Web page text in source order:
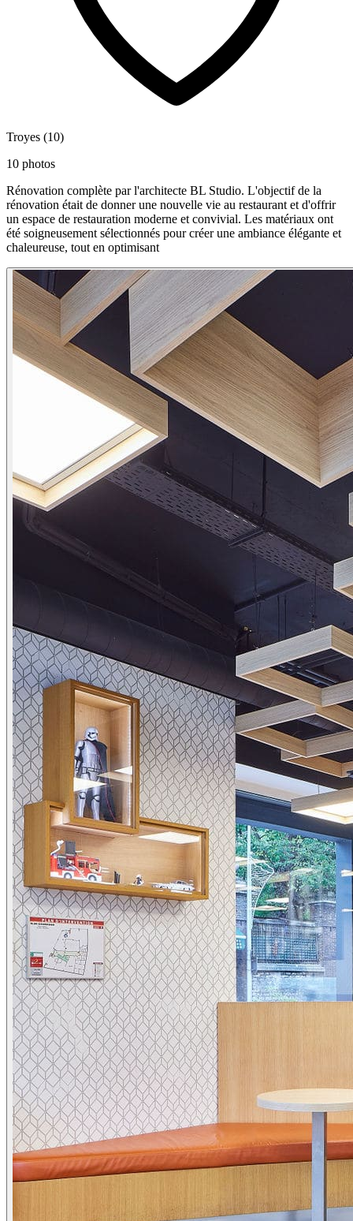
Troyes (10)
10 photos
Rénovation complète par l'architecte BL Studio. L'objectif de la
rénovation était de donner une nouvelle vie au restaurant et d'offrir
un espace de restauration moderne et convivial. Les matériaux ont
été soigneusement sélectionnés pour créer une ambiance élégante et
chaleureuse, tout en optimisant